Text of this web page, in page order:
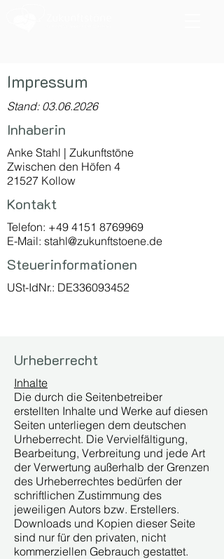
Impressum
Stand: 03.06.2026
Inhaberin
Anke Stahl | Zukunftstöne
Zwischen den Höfen 4
21527 Kollow
Kontakt
Telefon: +49 4151 8769969
E-Mail: stahl@zukunftstoene.de
Steuerinformationen
USt-IdNr.: DE336093452
Urheberrecht
Inhalte
Die durch die Seitenbetreiber
erstellten Inhalte und Werke auf diesen
Seiten unterliegen dem deutschen
Urheberrecht. Die Vervielfältigung,
Bearbeitung, Verbreitung und jede Art
der Verwertung außerhalb der Grenzen
des Urheberrechtes bedürfen der
schriftlichen Zustimmung des
jeweiligen Autors bzw. Erstellers.
Downloads und Kopien dieser Seite
sind nur für den privaten, nicht
kommerziellen Gebrauch gestattet.